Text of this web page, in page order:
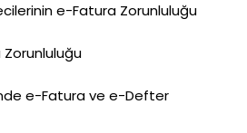
e-Fatura Zorunluluğu
Zorunluluğu
e-Fatura ve e-Defter